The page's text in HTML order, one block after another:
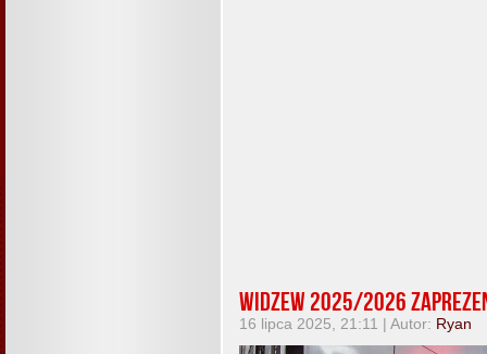
Widzew 2025/2026
16 lipca 2025, 21:11 | Autor: Ryan